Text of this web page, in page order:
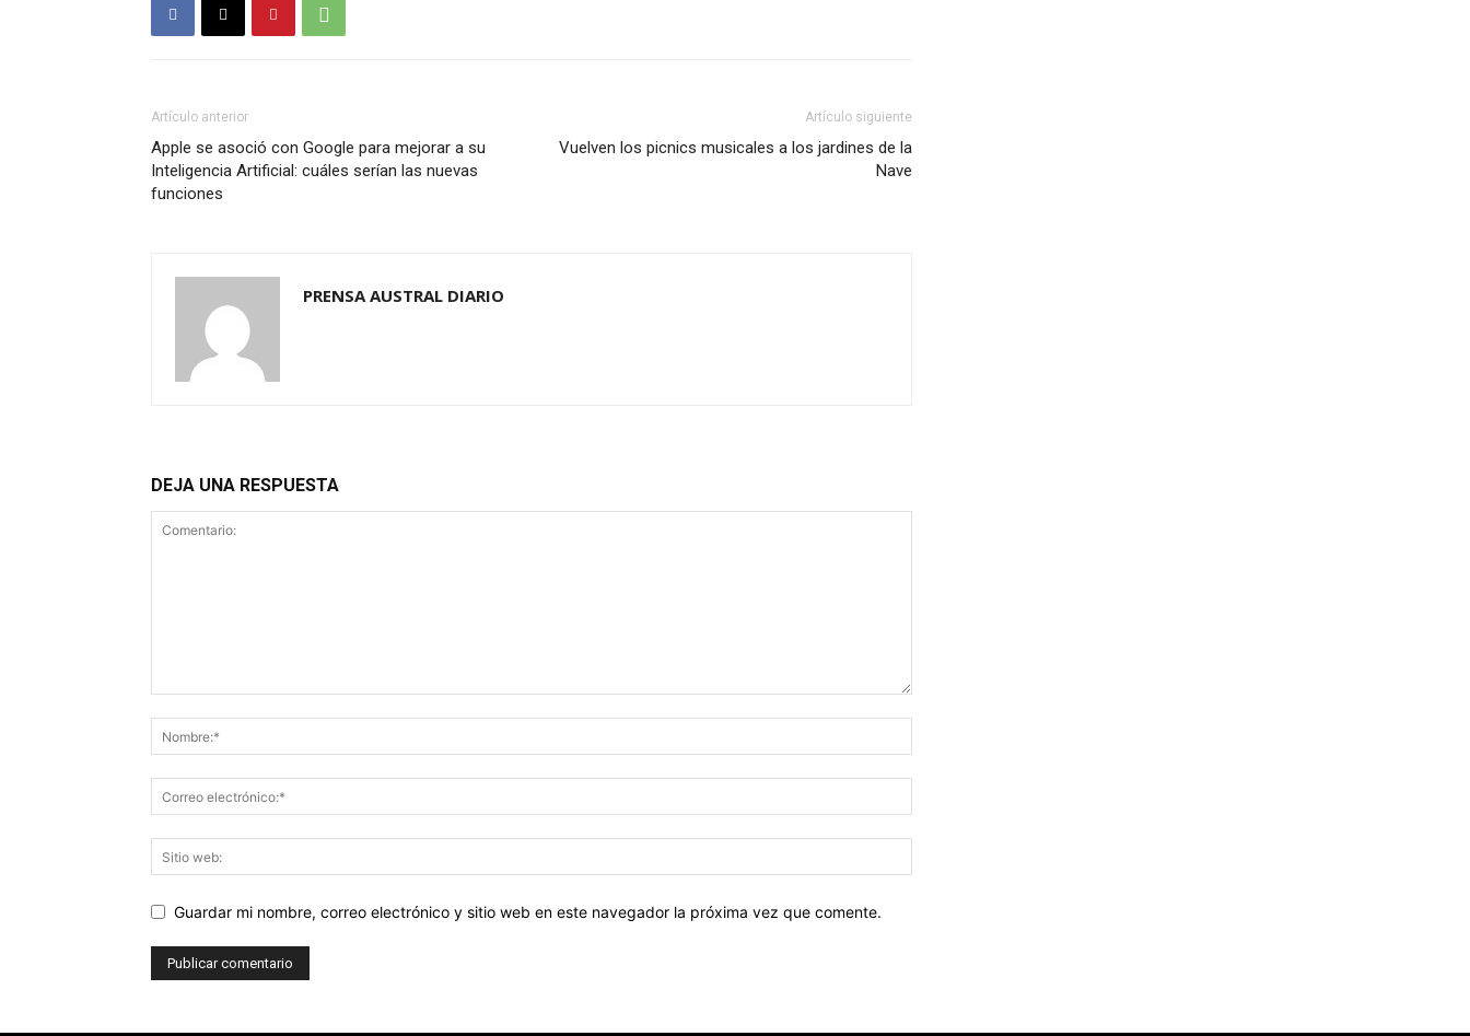
Artículo anterior
Apple se asoció con Google para mejorar a su
Inteligencia Artificial: cuáles serían las nuevas
funciones
Artículo siguiente
Vuelven los picnics musicales a los jardines de la
Nave
PRENSA AUSTRAL DIARIO
DEJA UNA RESPUESTA
Guardar mi nombre, correo electrónico y sitio web en este navegador la próxima vez que comente.